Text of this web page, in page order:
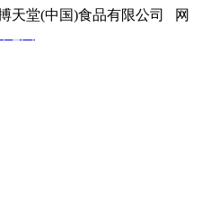
天堂(中国)食品有限公司 网